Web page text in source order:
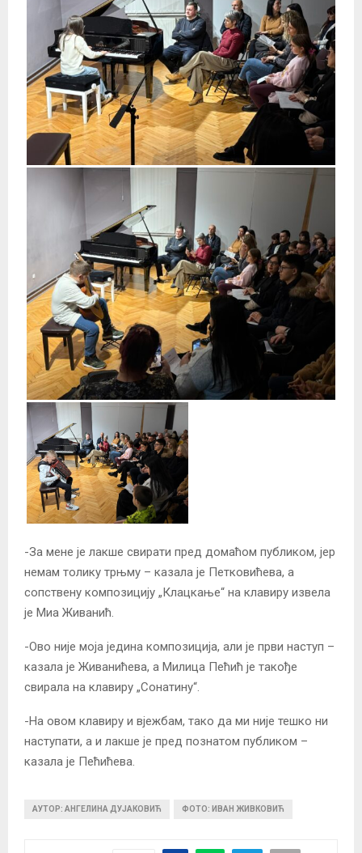
-За мене је лакше свирати пред домаћом публиком, јер
немам толику трњму – казала је Петковићева, а
сопствену композицију „Клацкање“ на клавиру извела
је Миа Живанић.
-Ово није моја једина композиција, али је први наступ –
казала је Живанићева, а Милица Пећић је такође
свирала на клавиру „Сонатину“.
-На овом клавиру и вјежбам, тако да ми није тешко ни
наступати, а и лакше је пред познатом публиком –
казала је Пећићева.
АУТОР: АНГЕЛИНА ДУЈАКОВИЋ ФОТО: ИВАН ЖИВКОВИЋ